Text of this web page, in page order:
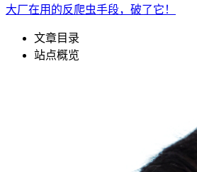
大厂在用的反爬虫手段，破了它！
文章目录
站点概览